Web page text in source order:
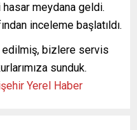
meydana geldi.
inceleme başlatıldı.
edilmiş, bizlere servis
sunduk.
Yerel Haber